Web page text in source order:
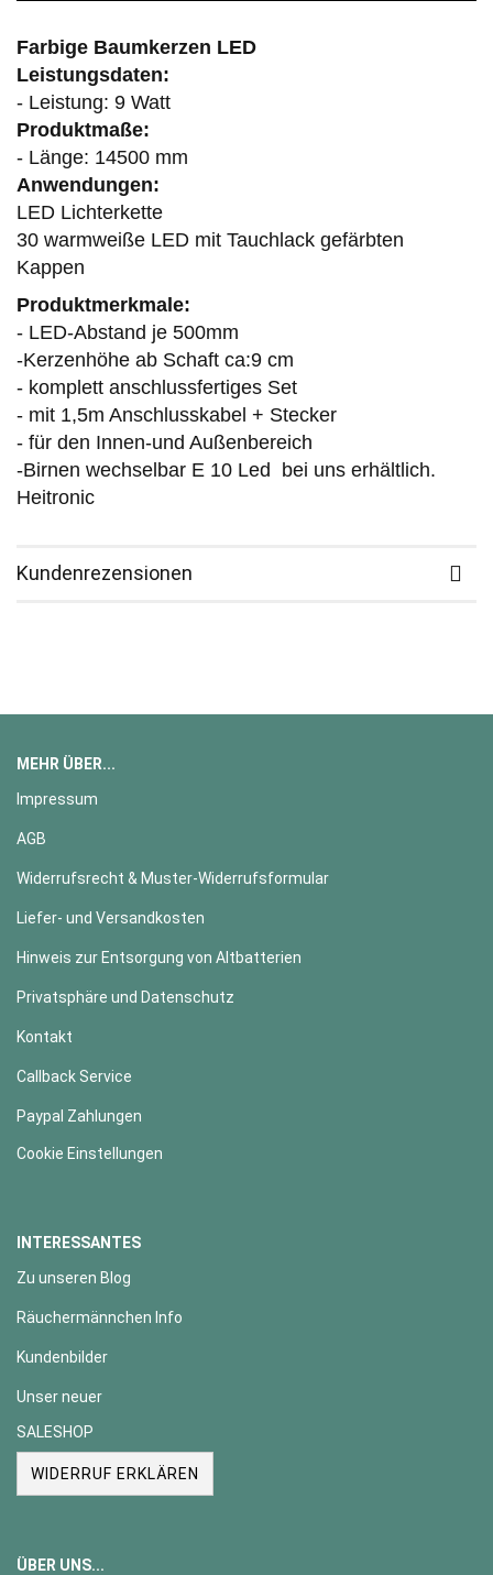
Farbige Baumkerzen LED
Leistungsdaten:
- Leistung: 9 Watt
Produktmaße:
- Länge: 14500 mm
Anwendungen:
LED Lichterkette
30 warmweiße LED mit Tauchlack gefärbten
Kappen
Produktmerkmale:
- LED-Abstand je 500mm
-Kerzenhöhe ab Schaft ca:9 cm
- komplett anschlussfertiges Set
- mit 1,5m Anschlusskabel + Stecker
- für den Innen-und Außenbereich
-Birnen wechselbar E 10 Led bei uns erhältlich.
Heitronic
Kundenrezensionen
MEHR ÜBER...
Impressum
AGB
Widerrufsrecht & Muster-Widerrufsformular
Liefer- und Versandkosten
Hinweis zur Entsorgung von Altbatterien
Privatsphäre und Datenschutz
Kontakt
Callback Service
Paypal Zahlungen
Cookie Einstellungen
INTERESSANTES
Zu unseren Blog
Räuchermännchen Info
Kundenbilder
Unser neuer
SALESHOP
WIDERRUF ERKLÄREN
ÜBER UNS...